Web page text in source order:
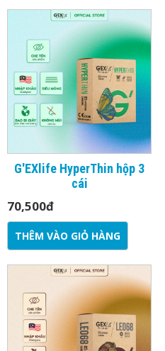
G'EXlife HyperThin hộp 3
cái
70,500đ
THÊM VÀO GIỎ HÀNG